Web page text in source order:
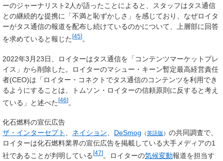
ーのジャーナリスト2人が語ったことによると、スタッフはタス通信
との継続的な提携に「不満と恥ずかしさ」を感じており、なぜロイタ
ーがタス通信の報道を配布し続けているのかについて、上層部に回答
を求めていると報じた [45] 。
2022年3月23日、ロイターはタス通信を「コンテンツマーケットプレ
イス」から削除した。ロイターのマシュー・キーン暫定最高経営責任
者(CEO)は「ロイター・コネクトでタス通信のコンテンツを利用でき
るようにすることは、トムソン・ロイターの信頼原則に反すると考え
ている」と述べた[46]。
化石燃料の宣伝広告
ザ・インターセプト
ネイション DeSmog （英語版 ） の共同調査で、
ロイターは化石燃料業界の宣伝広告を掲載している大手メディアの1
社であることが判明している[47]。ロイターの気候変動報道を担当す